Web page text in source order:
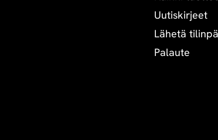
Uutiskirjeet
Lähetä
Palaute